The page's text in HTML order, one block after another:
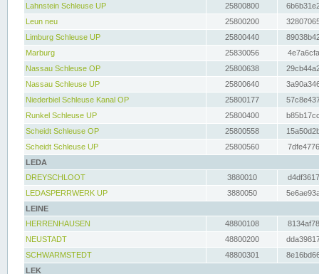
Lahnstein Schleuse UP
25800800
Leun neu
25800200
Limburg Schleuse UP
25800440
Marburg
25830056
Nassau Schleuse OP
25800638
Nassau Schleuse UP
25800640
Niederbiel Schleuse Kanal OP
25800177
Runkel Schleuse UP
25800400
Scheidt Schleuse OP
25800558
Scheidt Schleuse UP
25800560
LEDA
DREYSCHLOOT
3880010
LEDASPERRWERK UP
3880050
LEINE
HERRENHAUSEN
48800108
NEUSTADT
48800200
SCHWARMSTEDT
48800301
LEK